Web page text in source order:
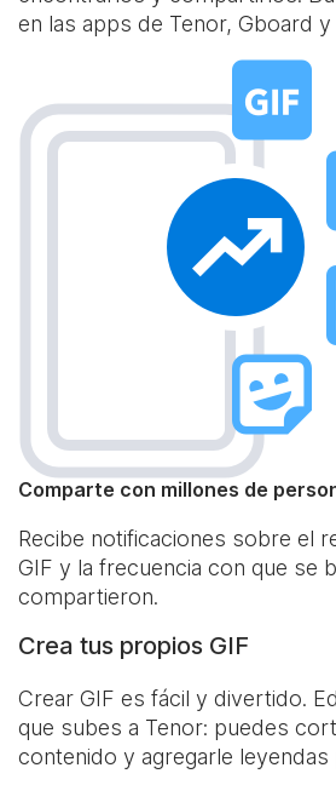
en las apps de Tenor, Gboard
Comparte con millones de
Recibe notificaciones sobre el
GIF y la frecuencia con que se
compartieron.
Crea tus propios GIF
Crear GIF es fácil y divertido.
que subes a Tenor: puedes
contenido y agregarle leyendas